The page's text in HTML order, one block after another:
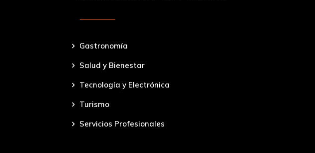
Gastronomía
Salud y Bienestar
Tecnología y Electrónica
Turismo
Servicios Profesionales